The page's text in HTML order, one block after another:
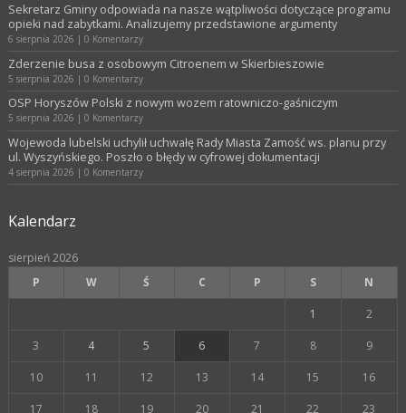
Sekretarz Gminy odpowiada na nasze wątpliwości dotyczące programu
opieki nad zabytkami. Analizujemy przedstawione argumenty
6 sierpnia 2026 | 0 Komentarzy
Zderzenie busa z osobowym Citroenem w Skierbieszowie
5 sierpnia 2026 | 0 Komentarzy
OSP Horyszów Polski z nowym wozem ratowniczo-gaśniczym
5 sierpnia 2026 | 0 Komentarzy
Wojewoda lubelski uchylił uchwałę Rady Miasta Zamość ws. planu przy
ul. Wyszyńskiego. Poszło o błędy w cyfrowej dokumentacji
4 sierpnia 2026 | 0 Komentarzy
Kalendarz
sierpień 2026
P
W Ś C P S N
1 2
3 4 5 6 7 8 9
10 11 12 13 14 15 16
17 18 19 20 21 22 23